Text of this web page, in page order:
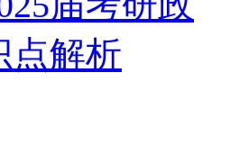
点解析